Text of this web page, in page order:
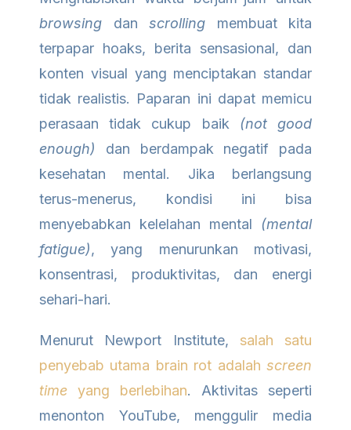
browsing dan scrolling membuat kita
terpapar hoaks, berita sensasional, dan
konten visual yang menciptakan standar
tidak realistis. Paparan ini dapat memicu
perasaan tidak cukup baik (not good
enough) dan berdampak negatif pada
kesehatan mental. Jika berlangsung
terus-menerus, kondisi ini bisa
menyebabkan kelelahan mental (mental
fatigue), yang menurunkan motivasi,
konsentrasi, produktivitas, dan energi
sehari-hari.
Menurut Newport Institute, salah satu
penyebab utama brain rot adalah screen
time yang berlebihan. Aktivitas seperti
menonton YouTube, menggulir media